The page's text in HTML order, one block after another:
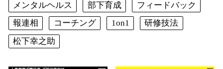
メンタルヘルス
部下育成
フィードバック
報連相
コーチング 1on1
研修技法
松下幸之助